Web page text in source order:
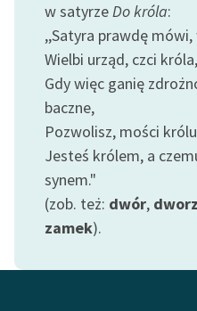
O nas
Kontakt
O projekcie
Zespół
Zasady wykorzystania
Wolnych Lektur
w satyrzeDo króla:
,,Satyra prawdę
Wielbi urząd, czci
Gdy więc ganię
baczne,
Pozwolisz, mości
Jesteś królem, a
synem."
(zob. też: dwór,
zamek).